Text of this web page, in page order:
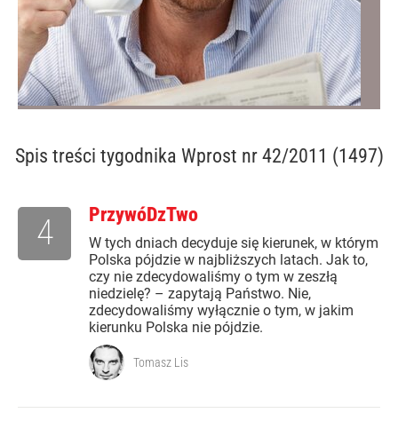
Spis treści tygodnika Wprost nr 42/2011 (1497)
PrzywóDzTwo
W tych dniach decyduje się kierunek, w którym
Polska pójdzie w najbliższych latach. Jak to,
czy nie zdecydowaliśmy o tym w zeszłą
niedzielę? – zapytają Państwo. Nie,
zdecydowaliśmy wyłącznie o tym, w jakim
kierunku Polska nie pójdzie.
4
Tomasz Lis